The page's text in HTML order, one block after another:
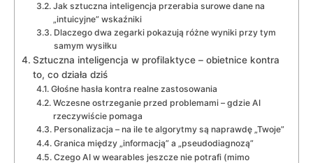
Jak sztuczna inteligencja przerabia surowe dane na
„intuicyjne” wskaźniki
Dlaczego dwa zegarki pokazują różne wyniki przy tym
samym wysiłku
Sztuczna inteligencja w profilaktyce – obietnice kontra
to, co działa dziś
Głośne hasła kontra realne zastosowania
Wczesne ostrzeganie przed problemami – gdzie AI
rzeczywiście pomaga
Personalizacja – na ile te algorytmy są naprawdę „Twoje”
Granica między „informacją” a „pseudodiagnozą”
Czego AI w wearables jeszcze nie potrafi (mimo